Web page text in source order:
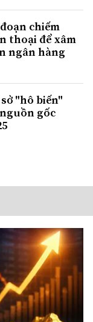
chiếm
thoại để xâm
ngân hàng
"hô biến"
gốc